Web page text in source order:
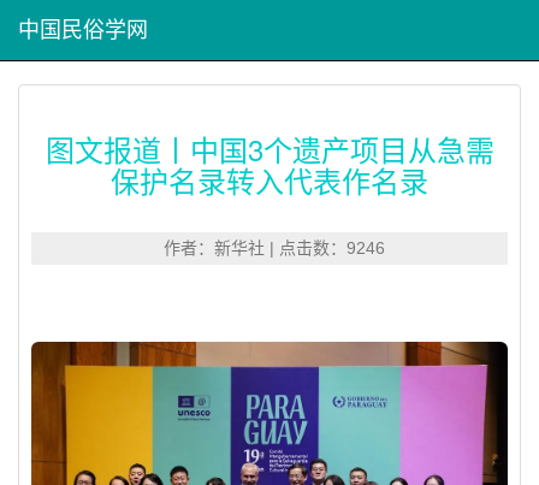
中国民俗学网
图文报道丨中国3个遗产项目从急需
保护名录转入代表作名录
作者：新华社 | 点击数：9246